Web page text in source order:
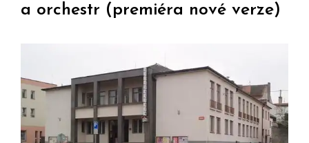
a orchestr (premiéra nové verze)